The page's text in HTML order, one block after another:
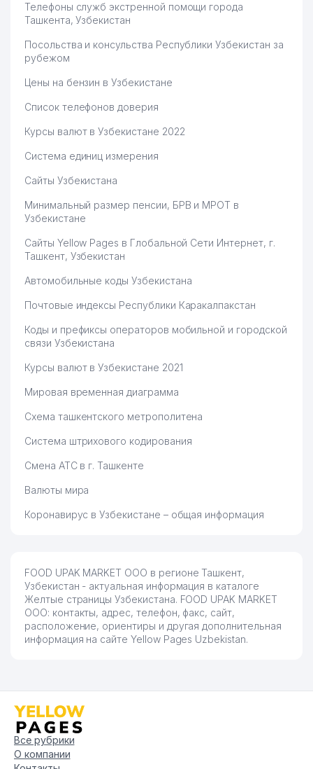
Телефоны служб экстренной помощи города
Ташкента, Узбекистан
Посольства и консульства Республики Узбекистан за
рубежом
Цены на бензин в Узбекистане
Список телефонов доверия
Курсы валют в Узбекистане 2022
Система единиц измерения
Сайты Узбекистана
Минимальный размер пенсии, БРВ и МРОТ в
Узбекистане
Сайты Yellow Pages в Глобальной Сети Интернет, г.
Ташкент, Узбекистан
Автомобильные коды Узбекистана
Почтовые индексы Республики Каракалпакстан
Коды и префиксы операторов мобильной и городской
связи Узбекистана
Курсы валют в Узбекистане 2021
Мировая временная диаграмма
Схема ташкентского метрополитена
Система штрихового кодирования
Смена АТС в г. Ташкенте
Валюты мира
Коронавирус в Узбекистане – общая информация
FOOD UPAK MARKET ООО в регионе Ташкент,
Узбекистан - актуальная информация в каталоге
Желтые страницы Узбекистана. FOOD UPAK MARKET
ООО: контакты, адрес, телефон, факс, сайт,
расположение, ориентиры и другая дополнительная
информация на сайте Yellow Pages Uzbekistan.
Все рубрики
О компании